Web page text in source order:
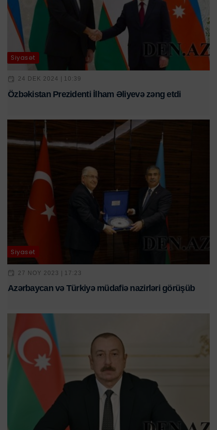
Siyasət
24 DEK 2024 | 10:39
Özbəkistan Prezidenti İlham Əliyevə zəng etdi
Siyasət
27 NOY 2023 | 17:23
Azərbaycan və Türkiyə müdafiə nazirləri görüşüb